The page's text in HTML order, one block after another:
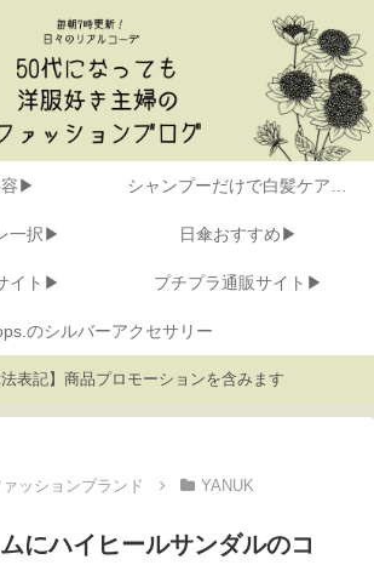
容▶ シャンプーだけで白髪ケア▶
一択▶ 日傘おすすめ▶
イト▶ プチプラ通販サイト▶
のシルバーアクセサリー
法表記】商品プロモーションを含みます
ァッションブランド YANUK
にハイヒールサンダルのコ